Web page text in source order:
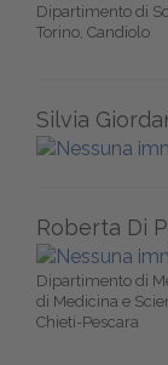
Dipartimento di
Torino, Candiolo
Silvia
Roberta Di
Dipartimento di
di Medicina e
Chieti-Pescara